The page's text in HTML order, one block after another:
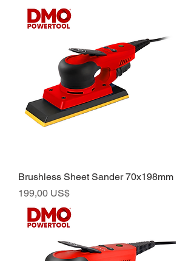
Brushless Sheet Sander 70x198mm
Preço
199,00 US$